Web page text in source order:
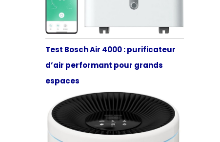
Test Bosch Air 4000 : purificateur
d’air performant pour grands
espaces